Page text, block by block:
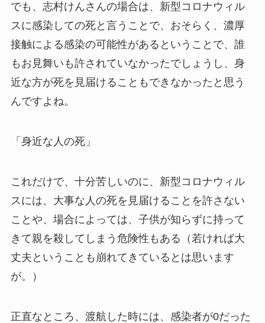
でも、志村けんさんの場合は、新型コロナウィル
スに感染しての死と言うことで、おそらく、濃厚
接触による感染の可能性があるということで、誰
もお見舞いも許されていなかったでしょうし、身
近な方が死を見届けることもできなかったと思う
んですよね。
「身近な人の死」
これだけで、十分苦しいのに、新型コロナウィル
スには、大事な人の死を見届けることを許さない
ことや、場合によっては、子供が知らずに持って
きて親を殺してしまう危険性もある（若ければ大
丈夫ということも崩れてきているとは思います
が。）
正直なところ、渡航した時には、感染者が0だった